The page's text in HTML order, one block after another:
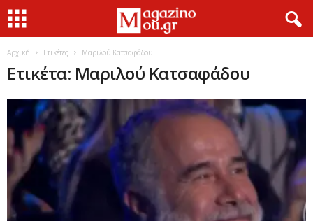
Αρχική Ετικέτες Μαριλού Κατσαφάδου
Ετικέτα: Μαριλού Κατσαφάδου